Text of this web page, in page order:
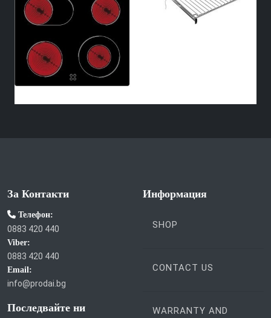
За Контакти
Телефон:
0883 420 440
Viber:
0883 420 440
Email:
info@prodai.bg
Последвайте ни
Информация
SHOP
CONTACT US
WARRANTY AND